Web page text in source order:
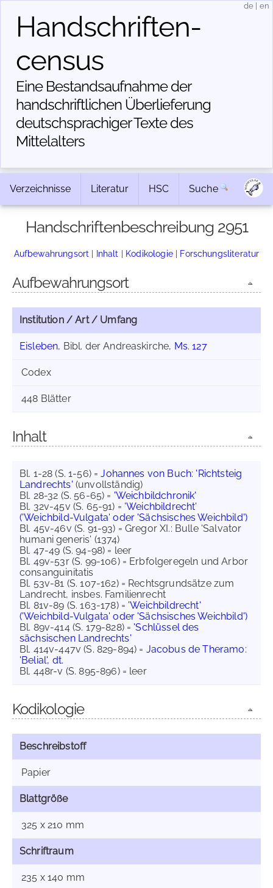
Handschriften­
census
Eine Bestandsaufnahme der
handschriftlichen Über­lieferung
deutschsprachiger Texte des
Mittelalters
de en
Verzeichnisse Literatur HSC Suche
Handschriftenbeschreibung 2951
Aufbewahrungsort | Inhalt | Kodikologie| Forschungsliteratur
Aufbewahrungsort
Institution / Art / Umfang
Eisleben, Bibl. der Andreaskirche, Ms. 127
Codex
448 Blätter
Inhalt
Bl. 1-28 (S. 1-56) =Johannes von Buch: 'Richtsteig
Landrechts' (unvollständig)
Bl. 28-32 (S. 56-65) = 'Weichbildchronik'
Bl. 32v-45v (S. 65-91) = 'Weichbildrecht'
('Weichbild-Vulgata' oder 'Sächsisches Weichbild')
Bl. 45v-46v (S. 91-93) = Gregor XI.: Bulle 'Salvator
humani generis' (1374)
Bl. 47-49 (S. 94-98) = leer
Bl. 49v-53r (S. 99-106) = Erbfolgeregeln und Arbor
consanguinitatis
Bl. 53v-81 (S. 107-162) = Rechtsgrundsätze zum
Landrecht, insbes. Familienrecht
Bl. 81v-89 (S. 163-178) = 'Weichbildrecht'
('Weichbild-Vulgata' oder 'Sächsisches Weichbild')
Bl. 89v-414 (S. 179-828) = 'Schlüssel des
sächsischen Landrechts'
Bl. 414v-447v (S. 829-894) = Jacobus de Theramo:
'Belial', dt.
Bl. 448r-v (S. 895-896) = leer
Kodikologie
Beschreibstoff
Papier
Blattgröße
325 x 210 mm
Schriftraum
235 x 140 mm